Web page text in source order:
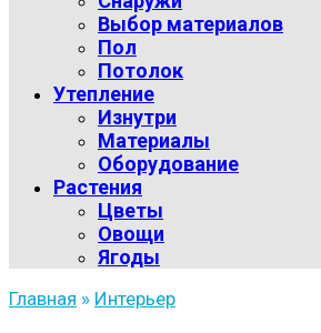
Выбор материалов
Пол
Потолок
Утепление
Изнутри
Материалы
Оборудование
Растения
Цветы
Овощи
Ягоды
Главная » Интерьер